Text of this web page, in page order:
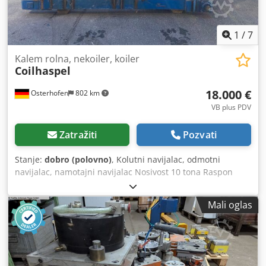
1 /7
Osterhofen 802 km
Kalem rolna, nekoiler, koiler
Coilhaspel
18.000 €
VB plus PDV
Zatražiti Pozvati
Stanje: dobro (polovno), Kolutni navijalac, odmotni
navijalac, namotajni navijalac Nosivost 10 tona Raspon
širenja: do 508 mm unutrašnjeg prečnika Dužina širećeg
vretena: 1500 mm Dostupno više komada FU upravljanje
Upravljački orman je obnovljen. Hidrauličko stezanje
koluta. Navijalac se može ručno poprečno pomerati preko
4 valjka. Godina proizvodnje i proizvođač nepoznati.
Crsdpfx Ajipx Ufjitof
Mali oglas